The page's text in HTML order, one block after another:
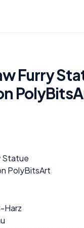
Furry
Statue
PolyBitsArt
Harz